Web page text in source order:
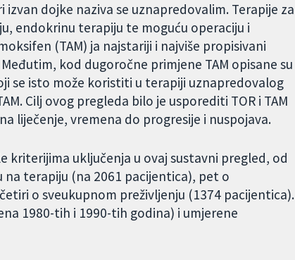
izvan dojke naziva se uznapredovalim. Terapije za
endokrinu terapiju te moguću operaciju i
(TAM) ja najstariji i najviše propisivani
kod dugoročne primjene TAM opisane su
se isto može koristiti u terapiji uznapredovalog
Cilj ovog pregleda bilo je usporediti TOR i TAM
liječenje, vremena do progresije i nuspojava.
kriterijima uključenja u ovaj sustavni pregled, od
na terapiju (na 2061 pacijentica), pet o
o sveukupnom preživljenju (1374 pacijentica).
1980-tih i 1990-tih godina) i umjerene